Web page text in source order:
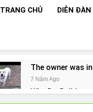
TRANG CHỦ DIỄN ĐÀN
The owner was
7 Năm Ago
Why Do
7 Năm Ago